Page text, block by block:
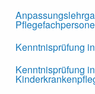
Kenntnisprüfung
Kenntnisprüfung